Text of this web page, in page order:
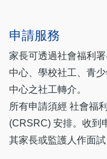
申請服務
家長可透過社會福利
中心、學校社工、青
中心之社工轉介。
所有申請須經 社會福
(CRSRC) 安排。收到
其家長或監護人作面